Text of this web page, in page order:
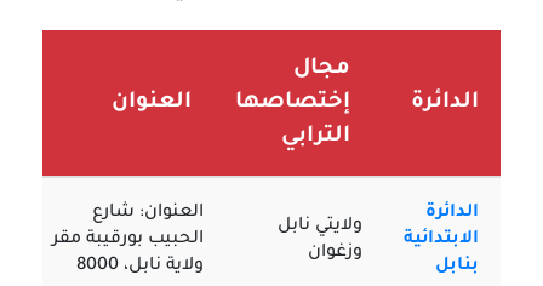
الدائرة
مجال
إختصاصها
الترابي
العنوان
الدائرة
الابتدائية
بنابل
ولايتي نابل
وزغوان
العنوان: شارع
الحبيب بورقيبة مقر
ولاية نابل، 8000